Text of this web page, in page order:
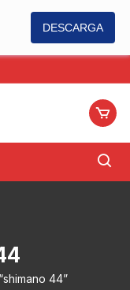
DESCARGA
44”